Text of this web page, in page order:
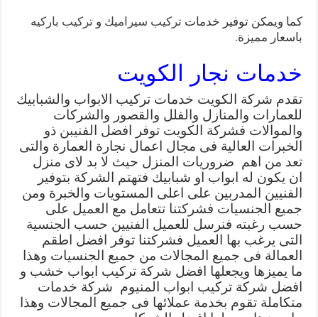
كما ويمكن توفير خدماتتركيب سيراميك وتركيب باركيه
باسعار مميزة.
خدمات نجار الكويت
تقدم شركة الكويت خدمات تركيب الابواب والشبابيك
للعمارات والمنازل والفلل والقصور والشركات
والموالات فشركة الكويت توفر افضل الفنيبن ذو
الخبرات العالية فى مجال اعمال نجارة العمارة والتى
تعد من اهم ضروريات المنزل حيث لا بد لاى منزل
ان يكون له ابواب او شبابيك فتهتم الشركة بتوفير
الفنيين المدربين على اعلى المستويات والخبرة ومن
جميع الجنسيات فشركتنا تتعامل مع العميل على
حسب رغبته فنرسل للعميل الفنيين حسب الجنسية
التى يرغب بها العميل فشركتنا توفر افضل اطقم
العمالة فى جميع المجالات من جميع الجنسيات وهذا
ما يميزها ويجعلها افضل شركة تركيب ابواب خشب و
افضل شركة تركيب ابواب المنيوم شركة خدمات
متكاملة تقوم بخدمة عملائها فى جميع المجالات وهذا